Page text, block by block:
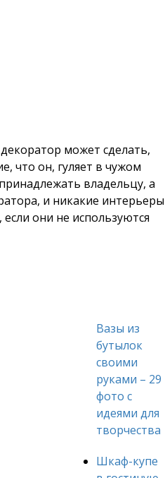
может сделать,
что он, гуляет в чужом
владельцу, а
и никакие интерьеры
они не используются
Вазы из
бутылок
своими
руками – 29
фото с
идеями для
творчества
Шкаф-купе